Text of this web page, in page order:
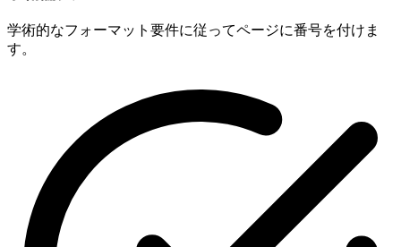
学術的なフォーマット要件に従ってページに番号を付けま
す。